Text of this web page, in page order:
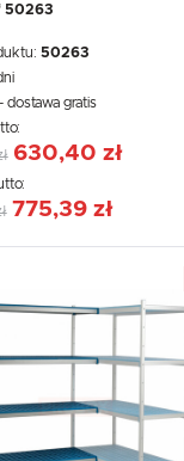
50263
50263
dostawa gratis
630,40 zł
775,39 zł